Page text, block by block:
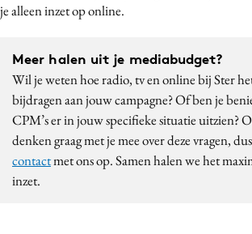
je alleen inzet op online.
Meer halen uit je mediabudget?
Wil je weten hoe radio, tv en online bij Ster
bijdragen aan jouw campagne? Of ben je
CPM’s er in jouw specifieke situatie uitzien?
denken graag met je mee over deze vragen,
contactmet ons op. Samen halen we het
inzet.